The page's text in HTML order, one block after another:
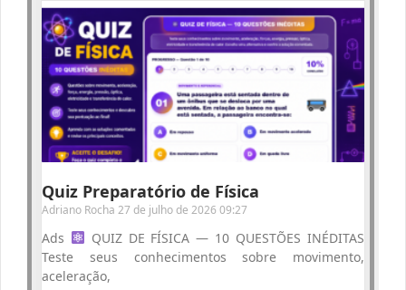
Quiz Preparatório de Física
Adriano Rocha 27 de julho de 2026 09:27
Ads
QUIZ DE FÍSICA — 10 QUESTÕES INÉDITAS
Teste seus conhecimentos sobre movimento,
aceleração,